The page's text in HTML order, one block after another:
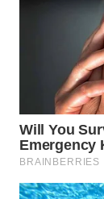
SERDANG
WN
TEBING
TINGGI
WN